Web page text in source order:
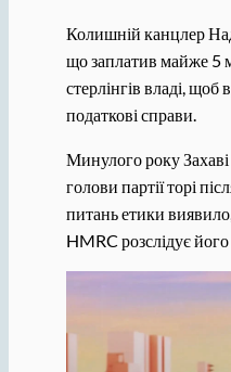
Колишній канцлер
що заплатив майже 5
стерлінгів владі, щоб
податкові справи.
Минулого року Захаві
голови партії торі
питань етики
HMRC розслідує